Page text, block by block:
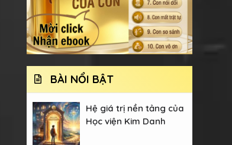
BÀI NỔI BẬT
Hệ giá trị nền tảng của
Học viện Kim Danh